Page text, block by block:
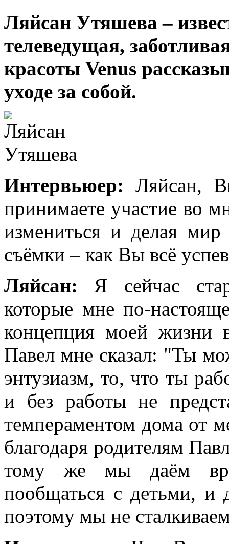
Ляйсан Утяшева –
телеведущая,
красоты Venus
уходе за собой.
Интервьюер: Ляйсан,
принимаете участие во
измениться и делая
съёмки – как Вы всё
Ляйсан: Я сейчас
которые мне по-
концепция моей жизни
Павел мне сказал: "Ты
энтузиазм, то, что ты
и без работы не
темпераментом дома от
благодаря родителям
тому же мы даём
пообщаться с детьми, и
поэтому мы не